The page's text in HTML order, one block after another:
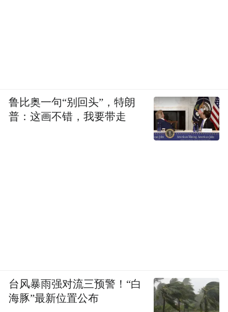
鲁比奥一句“别回头”，特朗
普：这画不错，我要带走
台风暴雨强对流三预警！“白
海豚”最新位置公布